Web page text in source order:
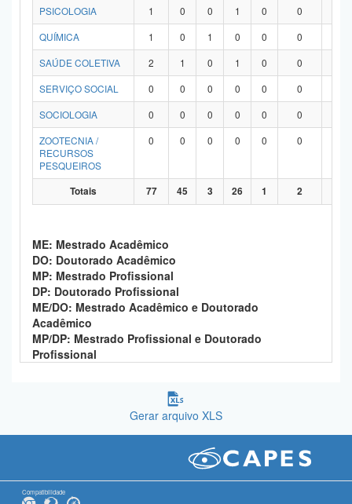
PSICOLOGIA 1 0 0 1 0 0
QUÍMICA
1 0 1 0 0 0
SAÚDE COLETIVA
2 1 0 1 0 0
SERVIÇO SOCIAL
0 0 0 0 0 0
SOCIOLOGIA
0 0 0 0 0 0
ZOOTECNIA /
RECURSOS
PESQUEIROS
0 0 0 0 0 0
Totais 77 45 3 26 1 2
ME: Mestrado Acadêmico
DO: Doutorado Acadêmico
MP: Mestrado Profissional
DP: Doutorado Profissional
ME/DO: Mestrado Acadêmico e Doutorado
Acadêmico
MP/DP: Mestrado Profissional e Doutorado
Profissional
Gerar arquivo XLS
Compatibilidade